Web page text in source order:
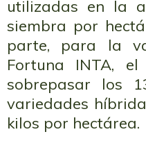
utilizadas en la
siembra por
parte, para la
Fortuna INTA,
sobrepasar los
variedades
kilos por hectárea.